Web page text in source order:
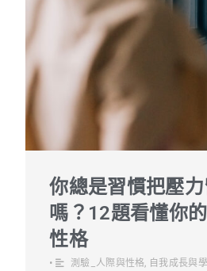
你總是習慣把壓
嗎？12題看懂你
性格
• 測驗_人際與性格, 自我成長與